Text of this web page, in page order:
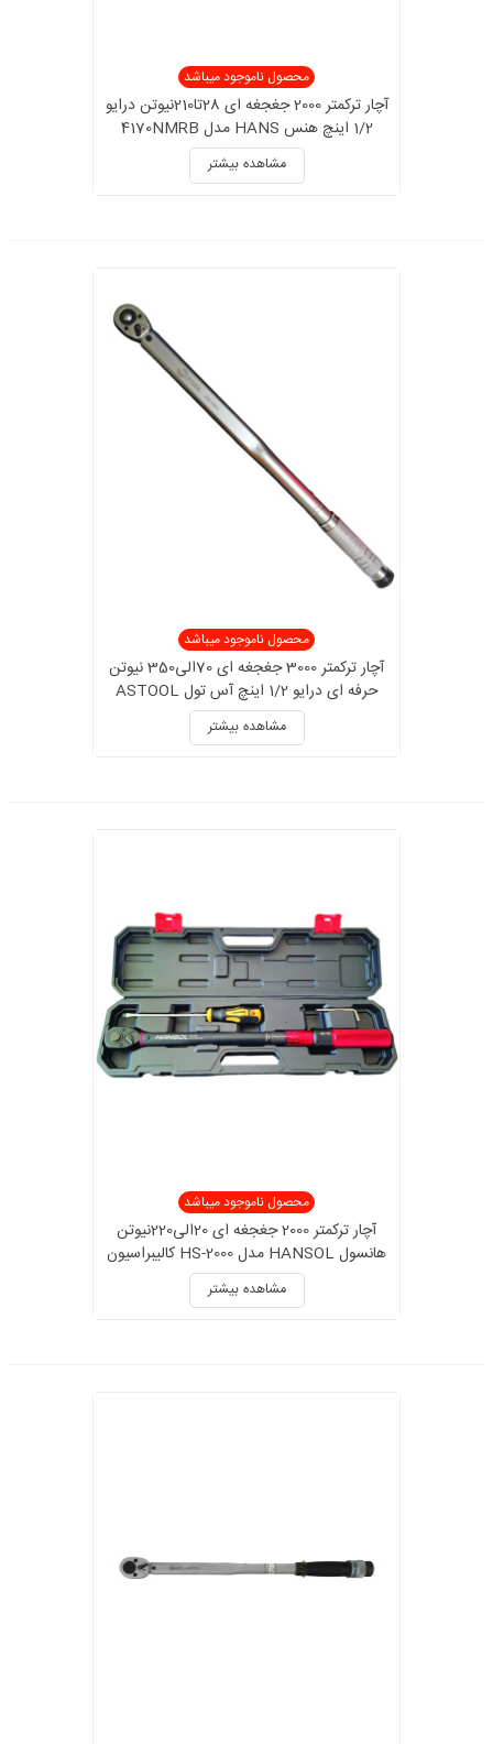
محصول ناموجود میباشد
آچار ترکمتر 2000 جغجغه ای 28تا210نیوتن درایو
1/2 اینچ هنس HANS مدل 4170NMRB
مشاهده بیشتر
محصول ناموجود میباشد
آچار ترکمتر 3000 جغجغه ای 70الی350 نیوتن
حرفه ای درایو 1/2 اینچ آس تول ASTOOL
مشاهده بیشتر
محصول ناموجود میباشد
آچار ترکمتر 2000 جغجغه ای 20الی220نیوتن
هانسول HANSOL مدل HS-2000 کالیبراسیون
دار
مشاهده بیشتر